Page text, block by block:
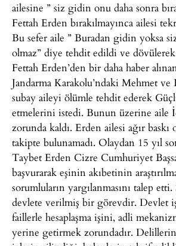
ailesine ” siz gidin onu daha sonra
Fettah Erden bırakılmayınca ailesi
Bu sefer aile ” Buradan gidin yoksa
olmaz” diye tehdit edildi ve dövülerek
Fettah Erden’den bir daha haber
Jandarma Karakolu’ndaki Mehmet ve
subay aileyi ölümle tehdit ederek
etmelerini istedi. Bunun üzerine aile
zorunda kaldı. Erden ailesi ağır baskı
takipte bulunamadı. Olaydan 15 yıl
Taybet Erden Cizre Cumhuriyet
başvurarak eşinin akıbetinin
sorumluların yargılanmasını talep etti.
devlete verilmiş bir görevdir. Devlet
faillerle hesaplaşma işini, adli
yerine getirmek zorundadır.